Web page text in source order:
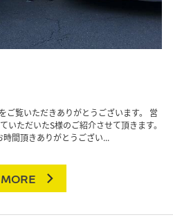
ご覧いただきありがとうございます。 営
いただいたS様のご紹介させて頂きます。
間頂きありがとうござい...
MORE